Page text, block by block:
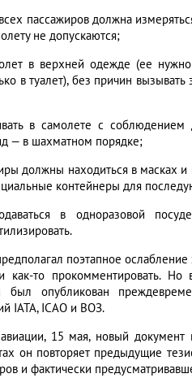
пассажиров должна
не допускаются;
в верхней одежде (ее
в туалет), без причин
в самолете с
— в шахматном порядке;
должны находиться в масках
контейнеры для
в одноразовой
поэтапное
как-то прокомментировать. Но
был опубликован
IATA, ICAO и ВОЗ.
15 мая, новый документ
он повторяет предыдущие
и фактически